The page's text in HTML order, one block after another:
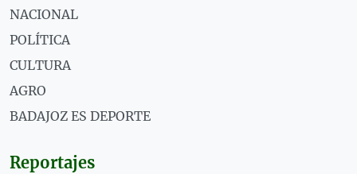
NACIONAL
POLÍTICA
CULTURA
AGRO
BADAJOZ ES DEPORTE
Reportajes